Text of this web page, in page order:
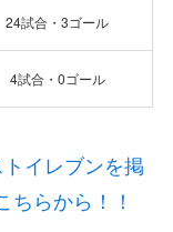
24試合・3ゴール
4試合・0ゴール
イレブンを掲
ちらから！！